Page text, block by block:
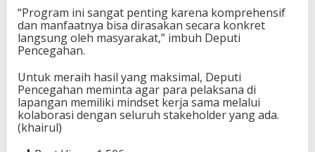
“Program ini sangat penting karena komprehensif
dan manfaatnya bisa dirasakan secara konkret
langsung oleh masyarakat,” imbuh Deputi
Pencegahan.
Untuk meraih hasil yang maksimal, Deputi
Pencegahan meminta agar para pelaksana di
lapangan memiliki mindset kerja sama melalui
kolaborasi dengan seluruh stakeholder yang ada.
(khairul)